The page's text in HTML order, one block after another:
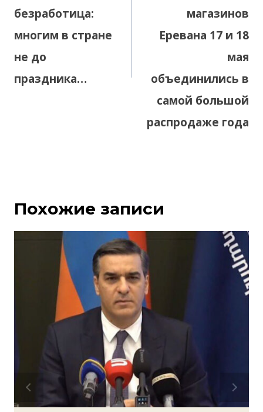
безработица:
многим в стране
не до
праздника…
магазинов
Еревана 17 и 18
мая
объединились в
самой большой
распродаже года
Похожие записи